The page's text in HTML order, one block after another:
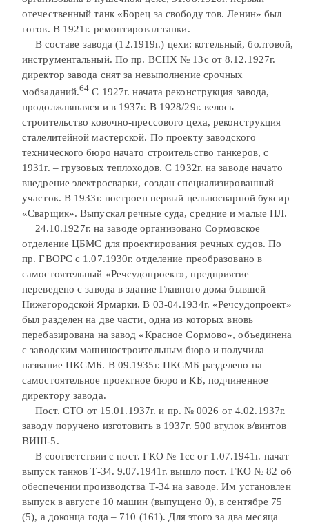
отечественный танк «Борец за свободу тов. Ленин» был
готов. В 1921г. ремонтировал танки.
В составе завода (12.1919г.) цехи: котельный, болтовой,
инструментальный. По пр. ВСНХ № 13с от 8.12.1927г.
директор завода снят за невыполнение срочных
мобзаданий.64 С 1927г. начата реконструкция завода,
продолжавшаяся и в 1937г. В 1928/29г. велось
строительство ковочно-прессового цеха, реконструкция
сталелитейной мастерской. По проекту заводского
технического бюро начато строительство танкеров, с
1931г. – грузовых теплоходов. С 1932г. на заводе начато
внедрение электросварки, создан специализированный
участок. В 1933г. построен первый цельносварной буксир
«Сварщик». Выпускал речные суда, средние и малые ПЛ.
24.10.1927г. на заводе организовано Сормовское
отделение ЦБМС для проектирования речных судов. По
пр. ГВОРС с 1.07.1930г. отделение преобразовано в
самостоятельный «Речсудопроект», предприятие
переведено с завода в здание Главного дома бывшей
Нижегородской Ярмарки. В 03-04.1934г. «Речсудопроект»
был разделен на две части, одна из которых вновь
перебазирована на завод «Красное Сормово», объединена
с заводским машиностроительным бюро и получила
название ПКСМБ. В 09.1935г. ПКСМБ разделено на
самостоятельное проектное бюро и КБ, подчиненное
директору завода.
Пост. СТО от 15.01.1937г. и пр. № 0026 от 4.02.1937г.
заводу поручено изготовить в 1937г. 500 втулок в/винтов
ВИШ-5.
В соответствии с пост. ГКО № 1сс от 1.07.1941г. начат
выпуск танков Т-34. 9.07.1941г. вышло пост. ГКО № 82 об
обеспечении производства Т-34 на заводе. Им установлен
выпуск в августе 10 машин (выпущено 0), в сентябре 75
(5), а доконца года – 710 (161). Для этого за два месяца